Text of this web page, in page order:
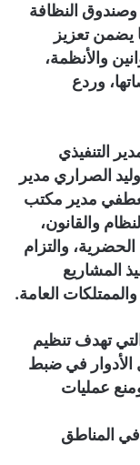
وصندوق النظافة
يضمن تعزيز
والأنظمة،
وردع
التنفيذي
الصراري مدير
مدير مكتب
والقانون،
والتزام
المشاريع
العامة.
تهدف تنظيم
الأدوار في ضبط
عمليات
في المناطق